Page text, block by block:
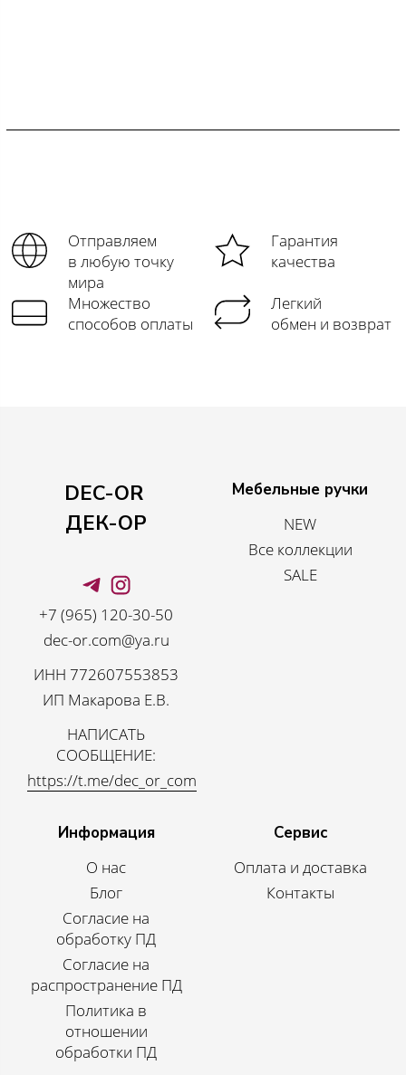
Отправляем
в любую точку
мира
Гарантия
качества
Множество
способов оплаты
Легкий
обмен и возврат
DEC-OR
ДЕК-ОР
+7 (965) 120-30-50
dec-or.com@ya.ru
ИНН 772607553853
ИП Макарова Е.В.
НАПИСАТЬ
СООБЩЕНИЕ:
https://t.me/dec_or_com
Мебельные ручки
NEW
Все коллекции
SALE
Информация
О нас
Блог
Согласие на
обработку ПД
Согласие на
распространение ПД
Политика в
отношении
обработки ПД
Сервис
Оплата и доставка
Контакты